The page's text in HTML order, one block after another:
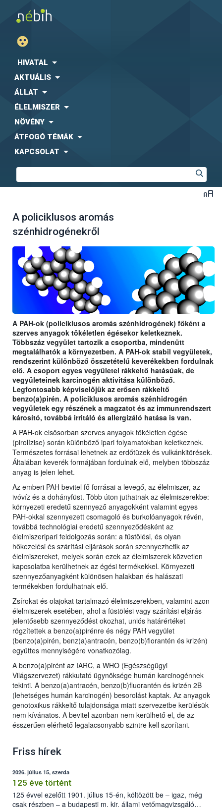
HIVATAL
AKTUÁLIS
ÁLLAT
ÉLELMISZER
NÖVÉNY
ÁTFOGÓ TÉMÁK
KAPCSOLAT
A policiklusos aromás
szénhidrogénekről
A PAH-ok (policiklusos aromás szénhidrogének) főként a
szerves anyagok tökéletlen égésekor keletkeznek.
Többszáz vegyület tartozik a csoportba, mindenütt
megtalálhatók a környezetben. A PAH-ok stabil vegyületek,
rendszerint különböző összetételű keverékekben fordulnak
elő. A csoport egyes vegyületei rákkeltő hatásúak, de
vegyületeinek karcinogén aktivitása különböző.
Legfontosabb képviselőjük az erősen rákkeltő
benzo(a)pirén. A policiklusos aromás szénhidrogén
vegyületek egy részének a magzatot és az immunrendszert
károsító, továbbá irritáló és allergizáló hatása is van.
A PAH-ok elsősorban szerves anyagok tökéletlen égése
(pirolízise) során különböző ipari folyamatokban keletkeznek.
Természetes forrásai lehetnek az erdőtüzek és vulkánkitörések.
Általában keverék formájában fordulnak elő, melyben többszáz
anyag is jelen lehet.
Az emberi PAH bevitel fő forrásai a levegő, az élelmiszer, az
ivóvíz és a dohányfüst. Több úton juthatnak az élelmiszerekbe:
környezeti eredetű szennyező anyagokként valamint egyes
PAH-okkal szennyezett csomagoló és burkolóanyagok révén,
továbbá technológiai eredetű szennyeződésként az
élelmiszeripari feldolgozás során: a füstölési, és olyan
hőkezelési és szárítási eljárások során szennyezhetik az
élelmiszereket, melyek során ezek az élelmiszerek közvetlen
kapcsolatba kerülhetnek az égési termékekkel. Környezeti
szennyezőanyagként különösen halakban és halászati
termékekben fordulhatnak elő.
Zsírokat és olajokat tartalmazó élelmiszerekben, valamint azon
élelmiszerek esetében, ahol a füstölési vagy szárítási eljárás
jelentősebb szennyeződést okozhat, uniós határértéket
rögzítettek a benzo(a)pirénre és négy PAH vegyület
(benzo(a)pirén, benz(a)antracén, benzo(b)florantén és krizén)
együttes mennyiségére vonatkozólag.
A benzo(a)pirént az IARC, a WHO (Egészségügyi
Világszervezet) rákkutató ügynöksége humán karcinogénnek
tekinti. A benzo(a)antracén, benzo(b)fluorantén és krizén 2B
(lehetséges humán karcinogén) besorolást kaptak. Az anyagok
genotoxikus rákkeltő tulajdonsága miatt szervezetbe kerülésük
nem kívánatos. A bevitel azonban nem kerülhető el, de az
ésszerűen elérhető legalacsonyabb szintre kell szorítani.
Friss hírek
2026. július 15, szerda
125 éve történt
125 évvel ezelőtt 1901. július 15-én, költözött be – igaz, még
csak részben – a budapesti m. kir. állami vetőmagvizsgáló